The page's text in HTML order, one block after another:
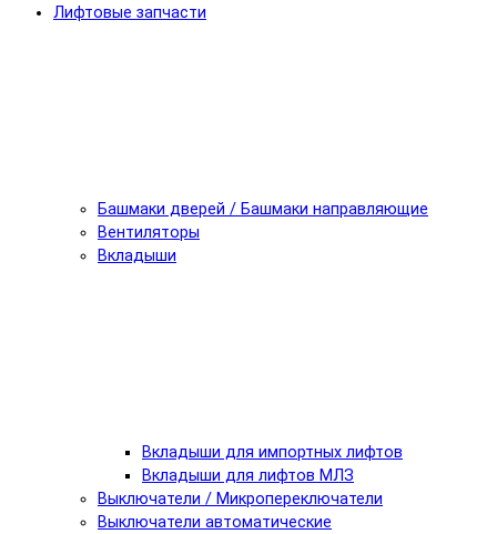
Лифтовые запчасти
Башмаки дверей / Башмаки направляющие
Вентиляторы
Вкладыши
Вкладыши для импортных лифтов
Вкладыши для лифтов МЛЗ
Выключатели / Микропереключатели
Выключатели автоматические